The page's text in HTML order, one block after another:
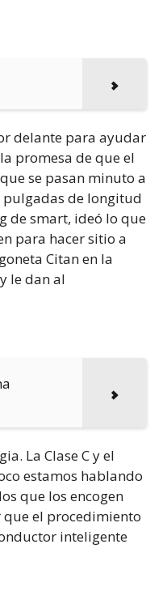
delante para ayudar
promesa de que el
se pasan minuto a
pulgadas de longitud
de smart, ideó lo que
para hacer sitio a
Citan en la
le dan al
La Clase C y el
estamos hablando
que los encogen
que el procedimiento
inteligente